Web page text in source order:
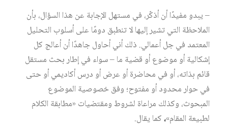
– يبدو مفيدًا أن أذكّر، في مستهل الإجابة عن هذا السؤال، بأن
الملاحظة التي تشير إليها لا تنطبق دومًا على أسلوب التحليل
المعتمد في جل أعمالي. ذلك أني أحاول جاهدًا أن أعالج كل
إشكالية أو موضوع أو قضية ما – سواء في إطار بحث مستقل
قائم بذاته، أو في محاضرة أو عرض أو درس أكاديمي أو حتى
في حوار محدود أو مفتوح؛ وفق خصوصية الموضوع
المبحوث، وكذلك مراعاة لشروط ومقتضيات «مطابقة الكلام
لطبيعة المقام»، كما يقال.